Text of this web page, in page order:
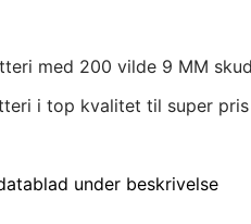
med 200 vilde 9 MM
i top kvalitet til super
under beskrivelse